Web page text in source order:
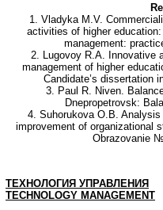
1. Vladyka M.V.
activities of higher
management:
2. Lugovoy R.A. Innovative
management of higher
Candidate’s dissertation
3. Paul R. Niven.
Dnepropetrovsk:
4. Suhorukova O.B.
improvement of organizational
Obrazovanie
ТЕХНОЛОГИЯ УПРАВЛЕНИЯ
TECHNOLOGY MANAGEMENT